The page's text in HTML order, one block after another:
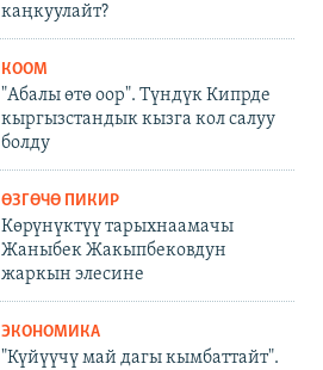
каңкуулайт?
КООМ
"Абалы өтө оор". Түндүк Кипрде
кыргызстандык кызга кол салуу
болду
ӨЗГӨЧӨ ПИКИР
Көрүнүктүү тарыхнаамачы
Жаныбек Жакыпбековдун
жаркын элесине
ЭКОНОМИКА
"Күйүүчү май дагы кымбаттайт".